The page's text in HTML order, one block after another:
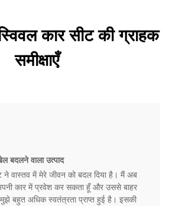
कार सीट की ग्राहक
समीक्षाएँ
बदलने वाला उत्पाद
ने वास्तव में मेरे जीवन को बदल दिया है। मैं अब
कार में प्रवेश कर सकता हूँ और उससे बाहर
बहुत अधिक स्वतंत्रता प्राप्त हुई है। इसकी